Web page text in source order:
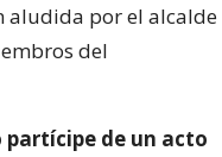
aludida por el alcalde
del
de un acto